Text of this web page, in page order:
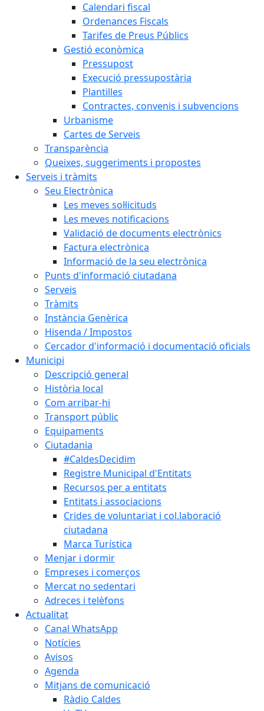
Calendari fiscal
Ordenances Fiscals
Tarifes de Preus Públics
Gestió econòmica
Pressupost
Execució pressupostària
Plantilles
Contractes, convenis i subvencions
Urbanisme
Cartes de Serveis
Transparència
Queixes, suggeriments i propostes
Serveis i tràmits
Seu Electrònica
Les meves sol·licituds
Les meves notificacions
Validació de documents electrònics
Factura electrònica
Informació de la seu electrònica
Punts d'informació ciutadana
Serveis
Tràmits
Instància Genèrica
Hisenda / Impostos
Cercador d'informació i documentació oficials
Municipi
Descripció general
Història local
Com arribar-hi
Transport públic
Equipaments
Ciutadania
#CaldesDecidim
Registre Municipal d'Entitats
Recursos per a entitats
Entitats i associacions
Crides de voluntariat i col.laboració
ciutadana
Marca Turística
Menjar i dormir
Empreses i comerços
Mercat no sedentari
Adreces i telèfons
Actualitat
Canal WhatsApp
Notícies
Avisos
Agenda
Mitjans de comunicació
Ràdio Caldes